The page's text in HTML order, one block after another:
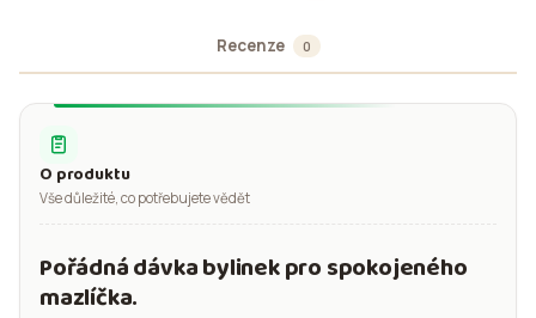
Recenze 0
O produktu
Vše důležité, co potřebujete vědět
Pořádná dávka bylinek pro spokojeného
mazlíčka.